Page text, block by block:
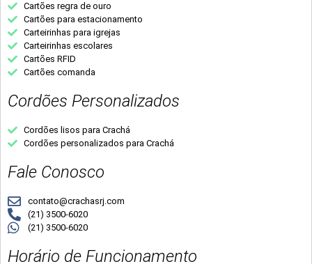
Cartões regra de ouro
Cartões para estacionamento
Carteirinhas para igrejas
Carteirinhas escolares
Cartões RFID
Cartões comanda
Cordões Personalizados
Cordões lisos para Crachá
Cordões personalizados para Crachá
Fale Conosco
contato@crachasrj.com
(21) 3500-6020
(21) 3500-6020
Horário de Funcionamento